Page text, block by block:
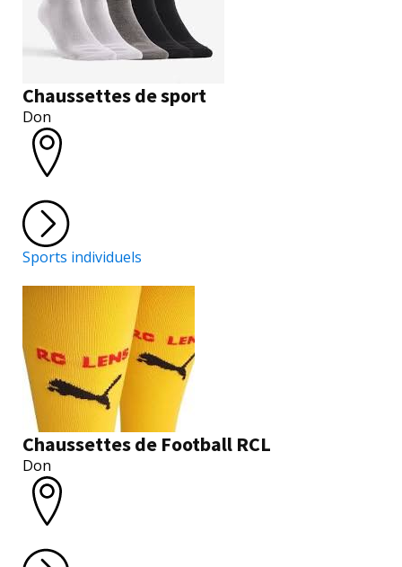
Chaussettes de sport
Don
Sports individuels
Chaussettes de Football RCL
Don